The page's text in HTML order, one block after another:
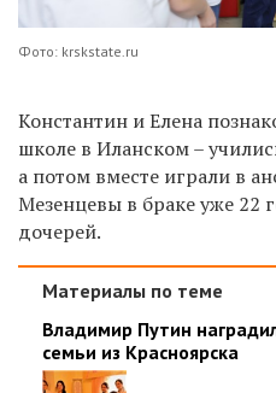
Фото: krskstate.ru
Константин и Елена
школе в Иланском–
а потом вместе играли в
Мезенцевы в браке уже 22
дочерей.
Материалы по теме
Владимир Путин
семьи из Красноярска